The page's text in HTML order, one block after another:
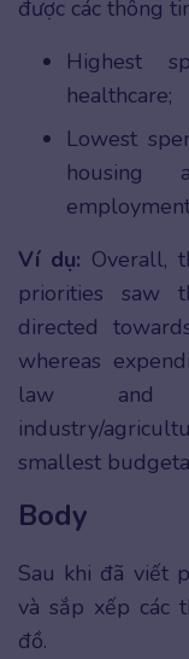
được các thông
Highest
healthcare;
Lowest
housing
Ví dụ: Overall,
priorities saw
directed
whereas
law and
industry/
smallest
Body
Sau khi đã viết
và sắp xếp các
đồ.